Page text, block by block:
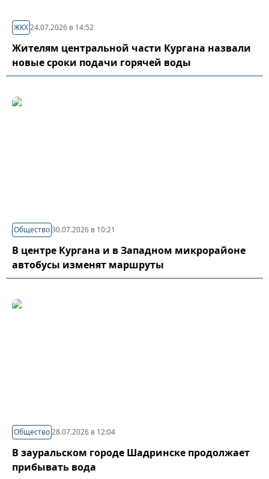
ЖКХ24.07.2026 в 14:52
Жителям центральной части Кургана назвали
новые сроки подачи горячей воды
Общество30.07.2026 в 10:21
В центре Кургана и в Западном микрорайоне
автобусы изменят маршруты
Общество28.07.2026 в 12:04
В зауральском городе Шадринске продолжает
прибывать вода